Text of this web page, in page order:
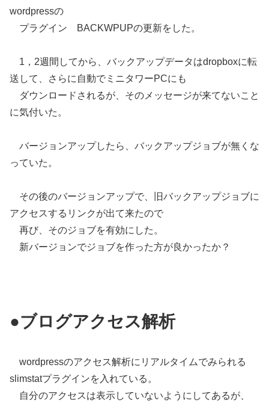
wordpressの
プラグイン BACKWPUPの更新をした。
1，2週間してから、バックアップデータはdropboxに転
送して、さらに自動でミニタワーPCにも
ダウンロードされるが、そのメッセージが来てないこと
に気付いた。
バージョンアップしたら、バックアップジョブが無くな
っていた。
その後のバージョンアップで、旧バックアップジョブに
アクセスするリンクが出て来たので
再び、そのジョブを有効にした。
新バージョンでジョブを作った方が良かったか？
●ブログアクセス解析
wordpressのアクセス解析にリアルタイムでみられる
slimstatプラグインを入れている。
自分のアクセスは表示していないようにしてあるが、